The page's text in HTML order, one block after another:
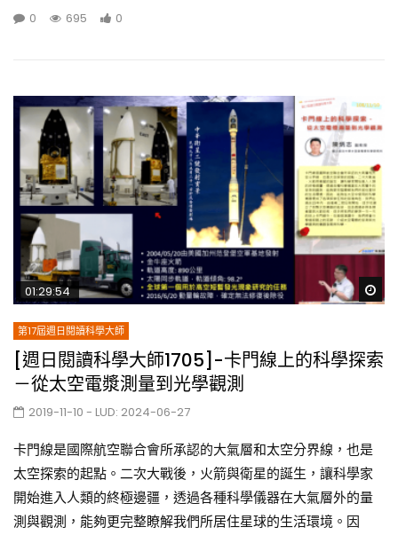
0 695 0
01:29:54
第17屆週日閱讀科學大師
[週日閱讀科學大師1705]-卡門線上的科學探索
－從太空電漿測量到光學觀測
2019-11-10 - LUD: 2024-06-27
卡門線是國際航空聯合會所承認的大氣層和太空分界線，也是
太空探索的起點。二次大戰後，火箭與衛星的誕生，讓科學家
開始進入人類的終極邊疆，透過各種科學儀器在大氣層外的量
測與觀測，能夠更完整瞭解我們所居住星球的生活環境。因